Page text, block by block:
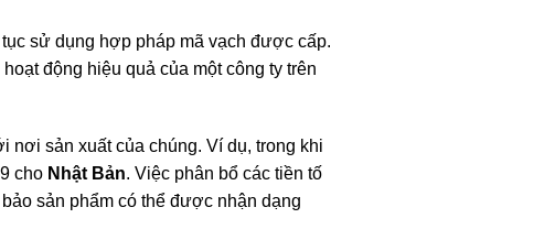
sử dụng hợp pháp mã vạch được cấp.
động hiệu quả của một công ty trên
nơi sản xuất của chúng. Ví dụ, trong khi
cho Nhật Bản. Việc phân bổ các tiền tố
sản phẩm có thể được nhận dạng